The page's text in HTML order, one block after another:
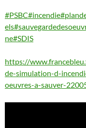
#PSBC#incendie
els
ne#SDIS
https://
de-simulation-d-
oeuvres-a-sauver-